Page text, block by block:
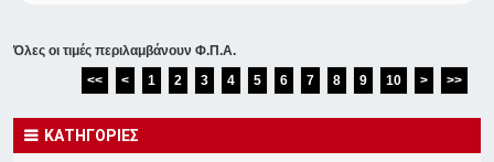
Όλες οι τιμές περιλαμβάνουν Φ.Π.Α.
<<
< 1 2 3 4 5 6 7 8 9 10 > >>
ΚΑΤΗΓΟΡΙΕΣ